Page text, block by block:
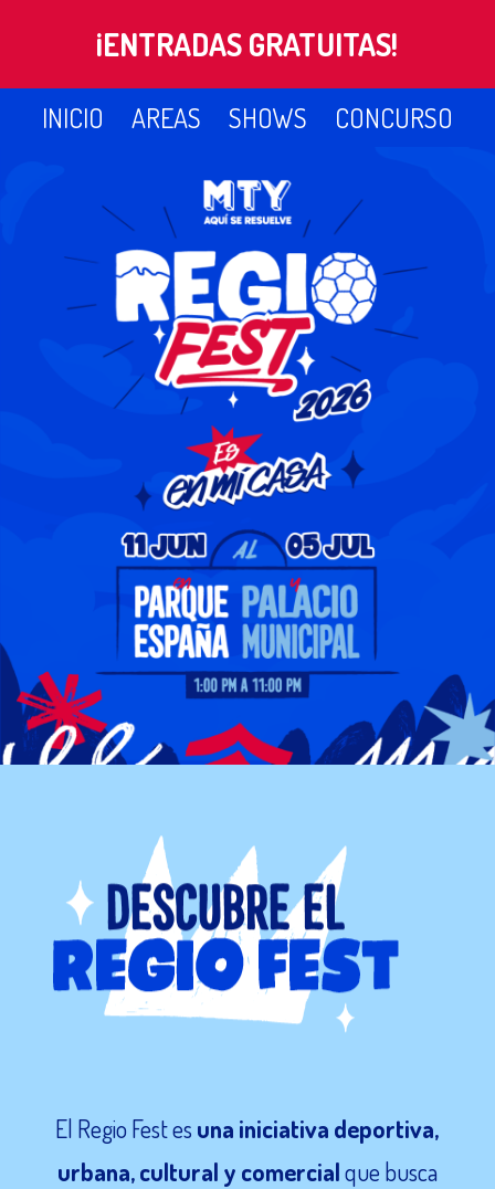
¡ENTRADAS GRATUITAS!
INICIO AREAS SHOWS CONCURSO
El Regio Fest es una iniciativa deportiva,
urbana, cultural y comercialque busca